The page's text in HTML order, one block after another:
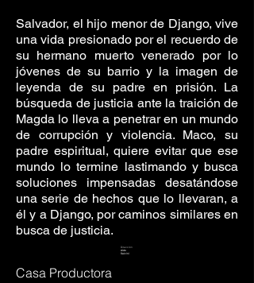
Salvador, el hijo menor de Django, vive
una vida presionado por el recuerdo de
su hermano muerto venerado por lo
jóvenes de su barrio y la imagen de
leyenda de su padre en prisión. La
búsqueda de justicia ante la traición de
Magda lo lleva a penetrar en un mundo
de corrupción y violencia. Maco, su
padre espiritual, quiere evitar que ese
mundo lo termine lastimando y busca
soluciones impensadas desatándose
una serie de hechos que lo llevaran, a
él y a Django, por caminos similares en
busca de justicia.
Dirección
Aldo
Salvini
Casa Productora